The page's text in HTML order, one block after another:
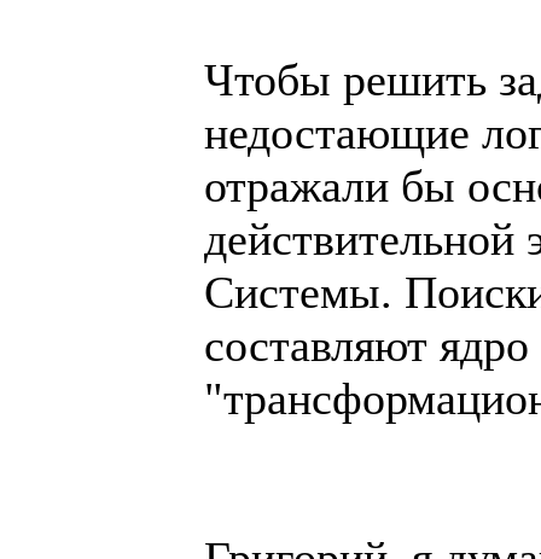
Чтобы решить
недостающие
отражали бы
Системы.
составляют